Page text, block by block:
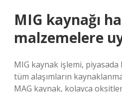
MIG kaynağı
malzemelere
MIG kaynak işlemi,
tüm alaşımların
MAG kaynak, kolayca